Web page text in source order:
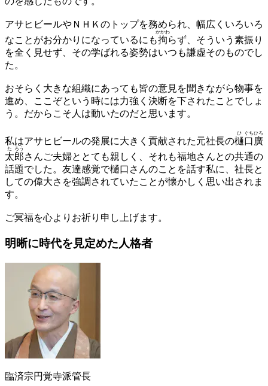
アサヒビールやＮＨＫのトップを務められ、幅広くいろいろ
なことがお分かりになっているにも拘
かかわ
らず、そういう素振り
を全く見せず、その学ばれる姿勢はいつも謙虚そのものでし
た。
おそらく大きな組織にあっても皆の意見を聞きながら物事を
進め、ここぞという時には力強く決断を下されたことでしょ
う。だからこそ人は動いたのだと思います。
私はアサヒビールの発展に大きく貢献された元社長の樋
ひ
口
ぐち
廣
ひろ
太
た
郎
ろう
さんご夫婦ととても親しく、それも福地さんとの共通の
話題でした。友達感覚で樋口さんのことを話す私に、社長と
しての偉大さを強調されていたことが懐かしく思い出されま
す。
ご冥福を心よりお祈り申し上げます。
明晰に時代を 見定めた人格者
臨済宗円覚寺派管長